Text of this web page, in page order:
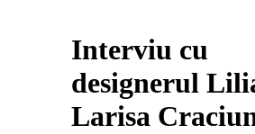
Interviu cu
designerul
Larisa